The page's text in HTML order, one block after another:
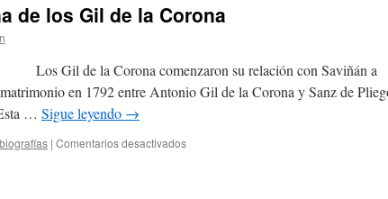
de los Gil de la Corona
Gil de la Corona comenzaron su relación con Saviñán a
en 1792 entre Antonio Gil de la Corona y Sanz de
… Sigue leyendo →
biografías | Comentarios desactivadosen